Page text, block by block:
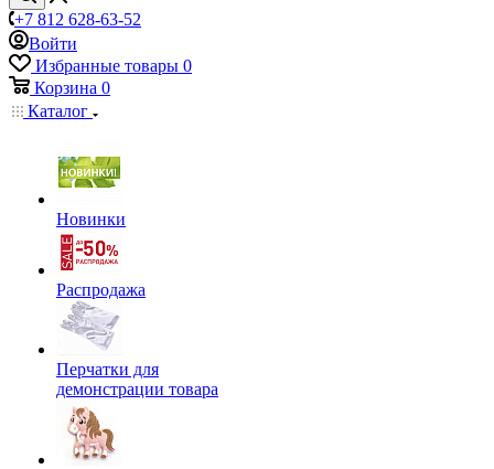
+7 812 628-63-52
Войти
Избранные товары 0
Корзина 0
Каталог
Новинки
Распродажа
Перчатки для
демонстрации товара